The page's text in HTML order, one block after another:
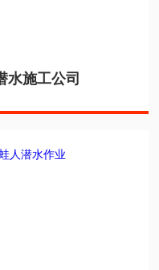
水施工公司